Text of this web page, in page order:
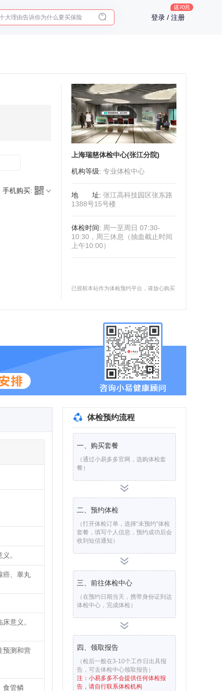
职体检在线预约 登录 / 注册
手机购买:
上海瑞慈体检中心(张江分院)
机构等级: 专业体检中心
地址: 张江高科技园区张东路
1388号15号楼
体检时间: 周一至周日 07:30-
10:30，周三休息（抽血截止时间
上午10:00）
已授权本站作为体检预约平台，请放心购买
。
癌、睾丸
意义。
预测和营
食管鳞
体检预约流程
一、购买套餐
（通过小易多多官网，选购体检套
餐）
二、预约体检
（打开体检订单，选择“未预约”体检
套餐，填写个人信息，预约成功后会
收到短信通知）
三、前往体检中心
（在预约日期当天，携带身份证到达
体检中心，完成体检）
四、领取报告
（检后一般在3-10个工作日出具报
告，可去体检中心领取报告）
注：小易多多不会提供任何体检报
告，请自行联系体检机构